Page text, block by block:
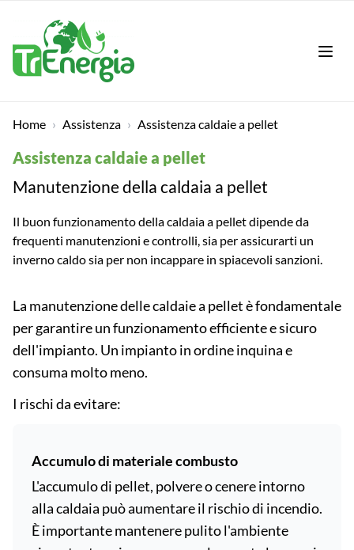
Home › Assistenza › Assistenza caldaie a pellet
Assistenza caldaie a pellet
Manutenzione della caldaia a pellet
Il buon funzionamento della caldaia a pellet dipende da
frequenti manutenzioni e controlli, sia per assicurarti un
inverno caldo sia per non incappare in spiacevoli sanzioni.
La manutenzione delle caldaie a pellet è fondamentale
per garantire un funzionamento efficiente e sicuro
dell'impianto. Un impianto in ordine inquina e
consuma molto meno.
I rischi da evitare:
Accumulo di materiale combusto
L'accumulo di pellet, polvere o cenere intorno
alla caldaia può aumentare il rischio di incendio.
È importante mantenere pulito l'ambiente